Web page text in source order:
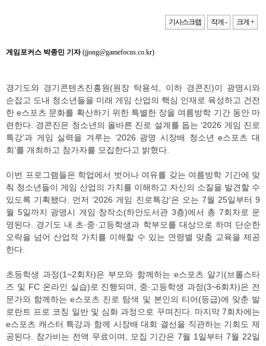
기사스크랩 작게 - 크게 +
게임포커스 박종민 기자(jjong@gamefocus.co.kr)
경기도와 경기콘텐츠진흥원(원장 탁용석, 이하 경콘진)이 광명시와
손잡고 도내 청소년들을 미래 게임 산업의 핵심 인재로 육성하고 건전
한 e스포츠 문화를 확산하기 위한 특별한 장을 여름방학 기간 동안 마
련한다. 경콘진은 청소년의 올바른 진로 설계를 돕는 ‘2026 게임 진로
특강’과 게임 실력을 겨루는 ‘2026 광명 시장배 청소년 e스포츠 대
회’를 개최하고 참가자를 모집한다고 밝혔다.
이번 프로그램들은 학업에서 벗어나 여유를 갖는 여름방학 기간에 맞
춰 청소년들이 게임 산업의 가치를 이해하고 자신의 소질을 발견할 수
있도록 기획됐다. 먼저 ‘2026 게임 진로특강’은 오는 7월 25일부터 9
월 5일까지 광명시 게임 창작소(하안도서관 3층)에서 총 7회차로 운
영된다. 경기도 내 초·중·고등학생과 학부모를 대상으로 하며 단순한
오락을 넘어 산업적 가치를 이해할 수 있는 연령별 맞춤 교육을 제공
한다.
초등학생 과정(1~2회차)은 부모와 함께하는 e스포츠 알기(브롤스타
즈 및 FC 온라인 실습)로 진행되며, 중·고등학생 과정(3~6회차)은 전
문가와 함께하는 e스포츠 진로 탐색 및 본인의 티어(등급)에 맞춘 발
로란트 프로 코칭 일반 및 심화 과정으로 꾸며진다. 마지막 7회차에는
e스포츠 캐스터 특강과 함께 시장배 대회 결선을 직관하는 기회도 제
공된다. 참가비는 전액 무료이며, 모집 기간은 7월 1일부터 7월 22일